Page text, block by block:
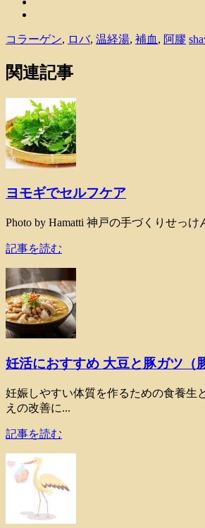
コラーゲン, ロバ, 温経湯, 補血 , 阿膠
関連記事
ヨモギでセルフケア
Photo by Hamatti 神戸の手づくりせっ
記事を読む
妊活におすすめ 大豆と豚ガツ（
妊娠しやすい体質を作るための食養生
えの改善に...
記事を読む